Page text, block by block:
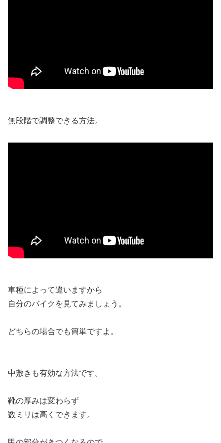
無段階で調整できる方法。
車種によって違いますから
自分のバイクを見てみましょう。
どちらの場合でも簡単ですよ。
中敷きも有効な方法です。
靴の厚みは変わらず
数ミリは高くできます。